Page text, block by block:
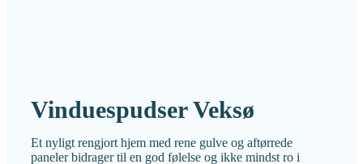
Vinduespudser Veksø
Et nyligt rengjort hjem med rene gulve og aftørrede
paneler bidrager til en god følelse og ikke mindst ro i